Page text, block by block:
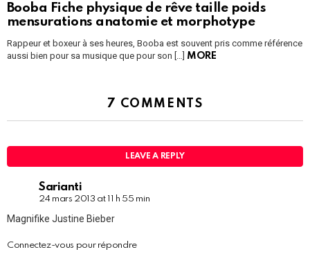
Booba Fiche physique de rêve taille poids
mensurations anatomie et morphotype
Rappeur et boxeur à ses heures, Booba est souvent pris comme référence
aussi bien pour sa musique que pour son […] MORE
7 COMMENTS
LEAVE A REPLY
Sarianti
24 mars 2013 at 11 h 55 min
Magnifike Justine Bieber
Connectez-vous pour répondre